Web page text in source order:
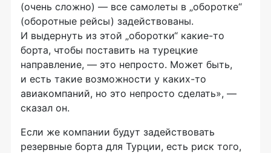
(очень сложно) — все самолеты в „оборотке“
(оборотные рейсы) задействованы.
И выдернуть из этой „оборотки“ какие-то
борта, чтобы поставить на турецкие
направление, — это непросто. Может быть,
и есть такие возможности у каких-то
авиакомпаний, но это непросто сделать», —
сказал он.
Если же компании будут задействовать
резервные борта для Турции, есть риск того,